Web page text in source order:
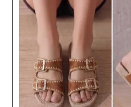
possono richiedere l’accesso al
e sviluppare una partnership con
riconosciuto nella vendita